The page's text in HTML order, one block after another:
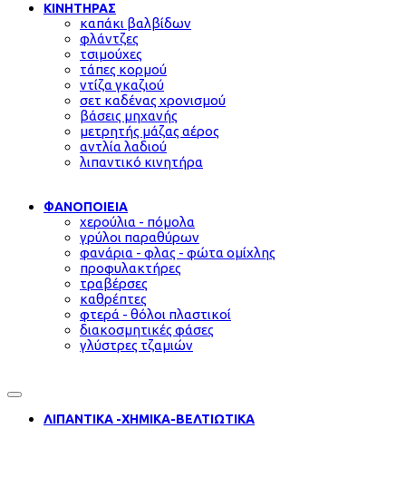
ΚΙΝΗΤΗΡΑΣ
καπάκι βαλβίδων
φλάντζες
τσιμούχες
τάπες κορμού
ντίζα γκαζιού
σετ καδένας χρονισμού
βάσεις μηχανής
μετρητής μάζας αέρος
αντλία λαδιού
λιπαντικό κινητήρα
ΦΑΝΟΠΟΙΕΙΑ
χερούλια - πόμολα
γρύλοι παραθύρων
φανάρια - φλας - φώτα ομίχλης
προφυλακτήρες
τραβέρσες
καθρέπτες
φτερά - θόλοι πλαστικοί
διακοσμητικές φάσες
γλύστρες τζαμιών
ΛΙΠΑΝΤΙΚΑ -ΧΗΜΙΚΑ-ΒΕΛΤΙΩΤΙΚΑ